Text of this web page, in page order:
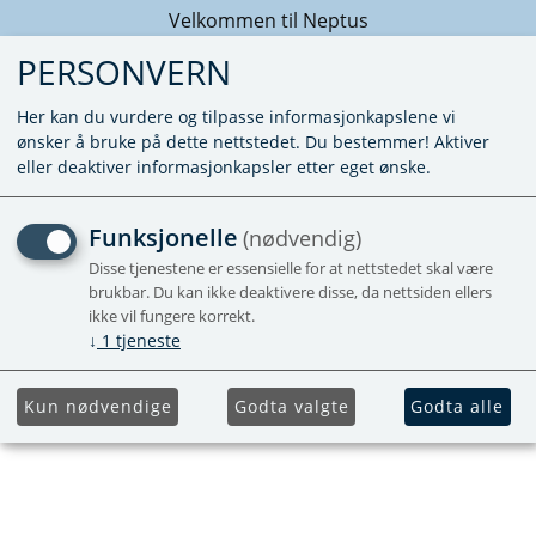
Velkommen til Neptus
REDUKSJONS NIPPEL R1/2
INV - R3/8"UTV
Utgående
PERSONVERN
Her kan du vurdere og tilpasse informasjonkapslene vi
ønsker å bruke på dette nettstedet. Du bestemmer! Aktiver
eller deaktiver informasjonkapsler etter eget ønske.
Funksjonelle (nødvendig)
Disse tjenestene er essensielle for at nettstedet skal være
brukbar. Du kan ikke deaktivere disse, da nettsiden ellers
ikke vil fungere korrekt.
↓ 1 tjeneste
Kun nødvendige Godta valgte Godta alle